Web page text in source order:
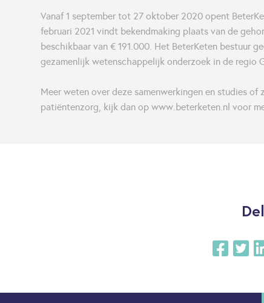
Vanaf 1 september tot 27 oktober 2020 opent
februari 2021 vindt bekendmaking plaats van de
beschikbaar van € 191.000. Het BeterKeten bestuur
gezamenlijk wetenschappelijk onderzoek in de regio
Meer weten over deze samenwerkingen en studies
patiëntenzorg, kijk dan op www.beterketen.nl voor